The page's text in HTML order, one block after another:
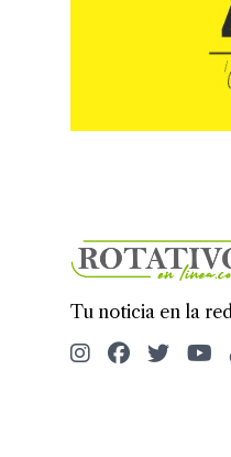
Tu noticia en la